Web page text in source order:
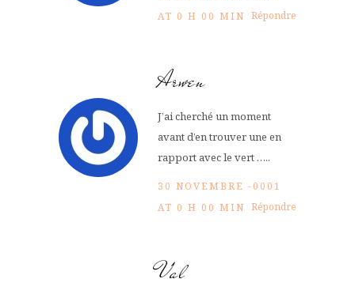
AT 0 H 00 MIN Répondre
Arwen
J’ai cherché un moment
avant d’en trouver une en
rapport avec le vert …..
30 NOVEMBRE -0001
AT 0 H 00 MIN Répondre
Val